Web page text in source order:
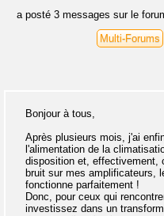
a posté 3 messages sur le
Multi-Forums
Bonjour à tous,
Après plusieurs mois, j'ai
l'alimentation de la
disposition et, effectivement,
bruit sur mes amplificateurs,
fonctionne parfaitement !
Donc, pour ceux qui
investissez dans un